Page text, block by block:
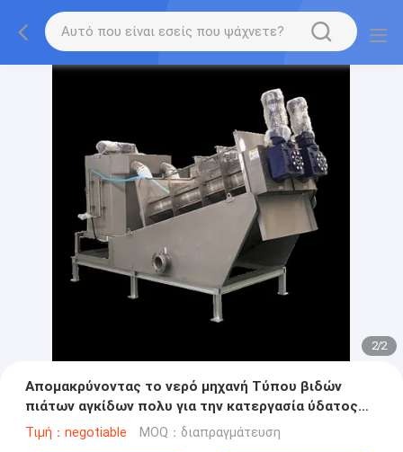
2/2
Απομακρύνοντας το νερό μηχανή Τύπου βιδών
πιάτων αγκίδων πολυ για την κατεργασία ύδατος
αποβλήτων λάσπης
Τιμή：negotiable MOQ：διαπραγμάτευση